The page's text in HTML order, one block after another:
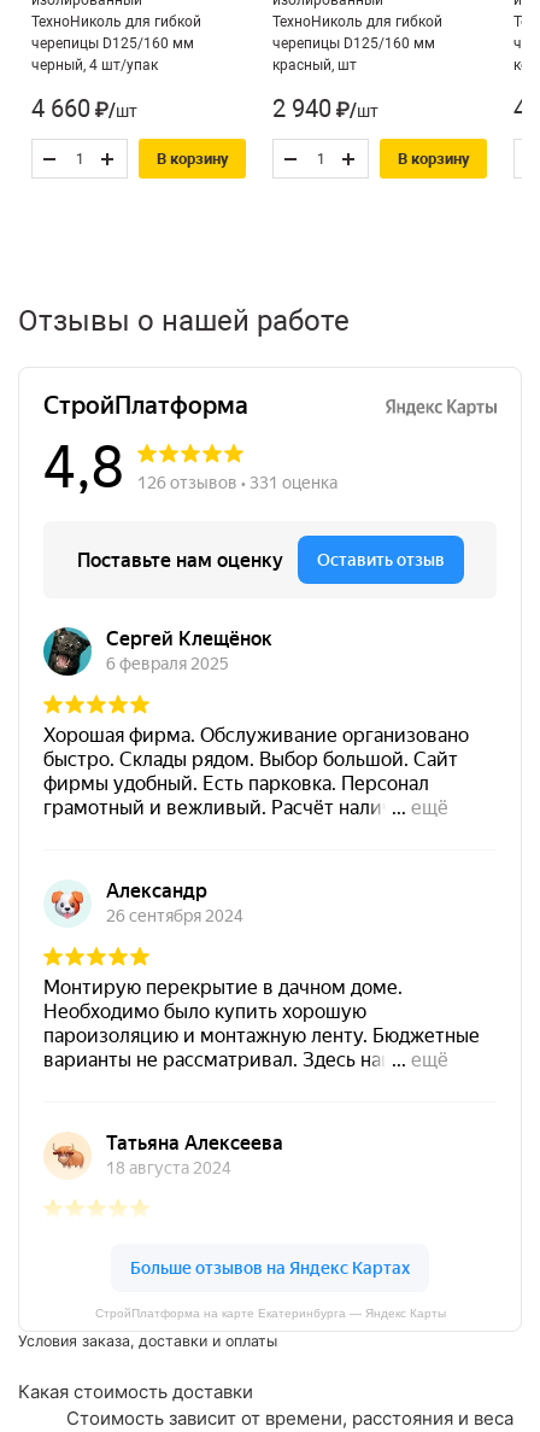
ТехноНиколь для гибкой
черепицы D125/160 мм
черный, 4 шт/упак
4 660 ₽/шт
В корзину
ТехноНиколь для гибкой
черепицы D125/160 мм
красный, шт
2 940 ₽/шт
В корзину
4
Отзывы о нашей работе
СтройПлатформа на карте Екатеринбурга — Яндекс Карты
Условия заказа, доставки и оплаты
Какая стоимость доставки
Стоимость зависит от времени, расстояния и веса